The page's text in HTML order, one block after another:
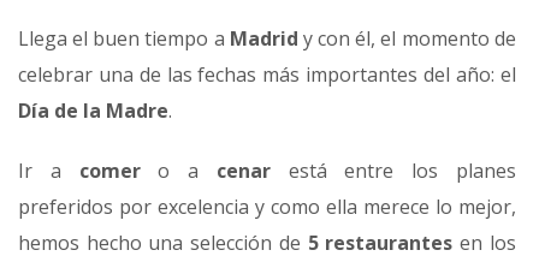
Llega el buen tiempo a Madrid y con él, el momento de
celebrar una de las fechas más importantes del año: el
Día de la Madre.
Ir a comero a cenarestá entre los planes
preferidos por excelencia y como ella merece lo mejor,
hemos hecho una selección de 5 restaurantes en los